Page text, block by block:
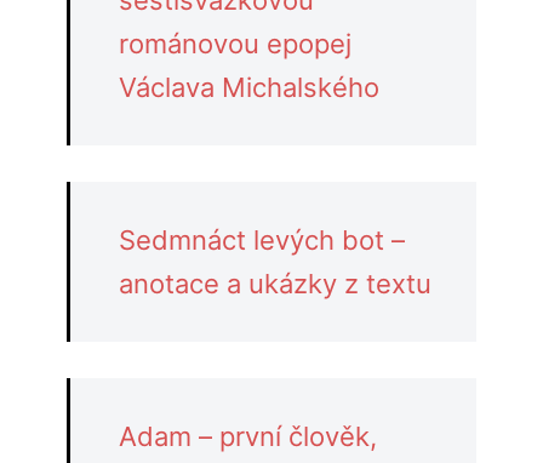
románovou epopej
Václava Michalského
Sedmnáct levých bot –
anotace a ukázky z textu
Adam – první člověk,